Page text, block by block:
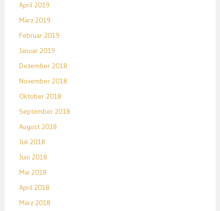
April 2019
März 2019
Februar 2019
Januar 2019
Dezember 2018
November 2018
Oktober 2018
September 2018
August 2018
Juli 2018
Juni 2018
Mai 2018
April 2018
März 2018